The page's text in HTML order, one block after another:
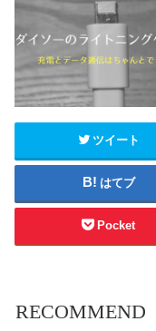
ツイート
はてブ
Pocket
RECOMMEND